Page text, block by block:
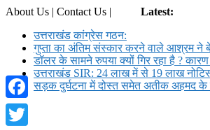
About Us | Contact Us |
Latest:
उत्तराखंड कांग्रेस गठन:
गुप्ता का अंतिम संस्कार करने वाले आश्रम ने
डॉलर के सामने रुपया क्यों गिर रहा है ?
उत्तराखंड SIR: 24 लाख में से 19 लाख
सड़क दुर्घटना में दोस्त समेत अतीक अहमद के
Facebook